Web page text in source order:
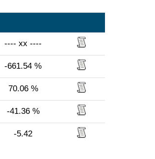
---- xx ----
-661.54 %
70.06 %
-41.36 %
-5.42